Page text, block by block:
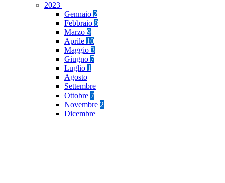
2023
Gennaio 2
Febbraio 8
Marzo 9
Aprile 10
Maggio 3
Giugno 7
Luglio 1
Agosto
Settembre
Ottobre 7
Novembre 2
Dicembre